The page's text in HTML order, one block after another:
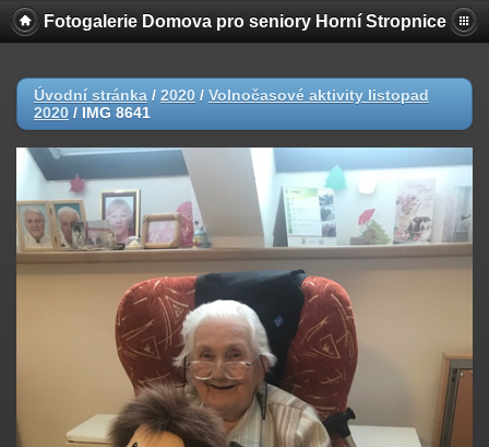
Fotogalerie Domova pro seniory Horní Stropnice
Úvodní stránka / 2020 / Volnočasové aktivity listopad
2020 / IMG 8641